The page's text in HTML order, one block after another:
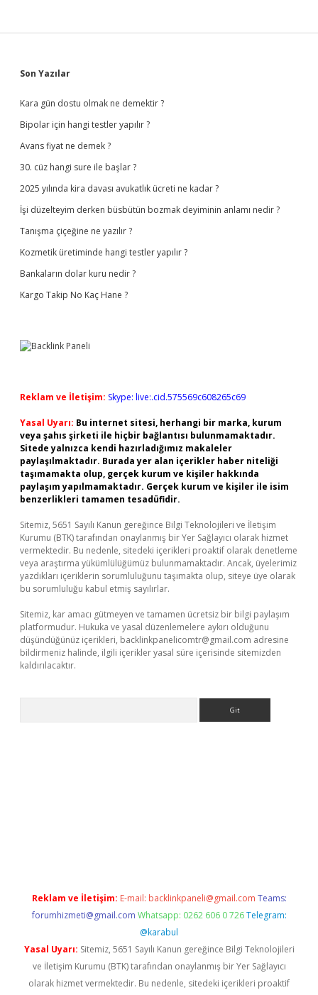
Sidebar
Son Yazılar
Kara gün dostu olmak ne demektir ?
Bipolar için hangi testler yapılır ?
Avans fiyat ne demek ?
30. cüz hangi sure ile başlar ?
2025 yılında kira davası avukatlık ücreti ne kadar ?
İşi düzelteyim derken büsbütün bozmak deyiminin anlamı nedir ?
Tanışma çiçeğine ne yazılır ?
Kozmetik üretiminde hangi testler yapılır ?
Bankaların dolar kuru nedir ?
Kargo Takip No Kaç Hane ?
Reklam ve İletişim: Skype: live:.cid.575569c608265c69
Yasal Uyarı: Bu internet sitesi, herhangi bir marka, kurum
veya şahıs şirketi ile hiçbir bağlantısı bulunmamaktadır.
Sitede yalnızca kendi hazırladığımız makaleler
paylaşılmaktadır. Burada yer alan içerikler haber niteliği
taşımamakta olup, gerçek kurum ve kişiler hakkında
paylaşım yapılmamaktadır. Gerçek kurum ve kişiler ile isim
benzerlikleri tamamen tesadüfidir.
Sitemiz, 5651 Sayılı Kanun gereğince Bilgi Teknolojileri ve İletişim
Kurumu (BTK) tarafından onaylanmış bir Yer Sağlayıcı olarak hizmet
vermektedir. Bu nedenle, sitedeki içerikleri proaktif olarak denetleme
veya araştırma yükümlülüğümüz bulunmamaktadır. Ancak, üyelerimiz
yazdıkları içeriklerin sorumluluğunu taşımakta olup, siteye üye olarak
bu sorumluluğu kabul etmiş sayılırlar.
Sitemiz, kar amacı gütmeyen ve tamamen ücretsiz bir bilgi paylaşım
platformudur. Hukuka ve yasal düzenlemelere aykırı olduğunu
düşündüğünüz içerikleri, backlinkpanelicomtr@gmail.com adresine
bildirmeniz halinde, ilgili içerikler yasal süre içerisinde sitemizden
kaldırılacaktır.
Reklam ve İletişim: E-mail: backlinkpaneli@gmail.com Teams:
forumhizmeti@gmail.com Whatsapp: 0262 606 0 726 Telegram:
@karabul
Yasal Uyarı: Sitemiz, 5651 Sayılı Kanun gereğince Bilgi Teknolojileri
ve İletişim Kurumu (BTK) tarafından onaylanmış bir Yer Sağlayıcı
olarak hizmet vermektedir. Bu nedenle, sitedeki içerikleri proaktif